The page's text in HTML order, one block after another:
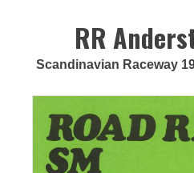
RR
Scandinavian Raceway